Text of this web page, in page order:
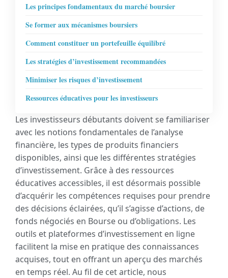
Les principes fondamentaux du marché boursier
Se former aux mécanismes boursiers
Comment constituer un portefeuille équilibré
Les stratégies d’investissement recommandées
Minimiser les risques d’investissement
Ressources éducatives pour les investisseurs
Les investisseurs débutants doivent se familiariser
avec les notions fondamentales de l’analyse
financière, les types de produits financiers
disponibles, ainsi que les différentes stratégies
d’investissement. Grâce à des ressources
éducatives accessibles, il est désormais possible
d’acquérir les compétences requises pour prendre
des décisions éclairées, qu’il s’agisse d’actions, de
fonds négociés en Bourse ou d’obligations. Les
outils et plateformes d’investissement en ligne
facilitent la mise en pratique des connaissances
acquises, tout en offrant un aperçu des marchés
en temps réel. Au fil de cet article, nous